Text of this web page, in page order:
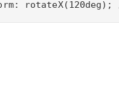
rotateX(120deg);